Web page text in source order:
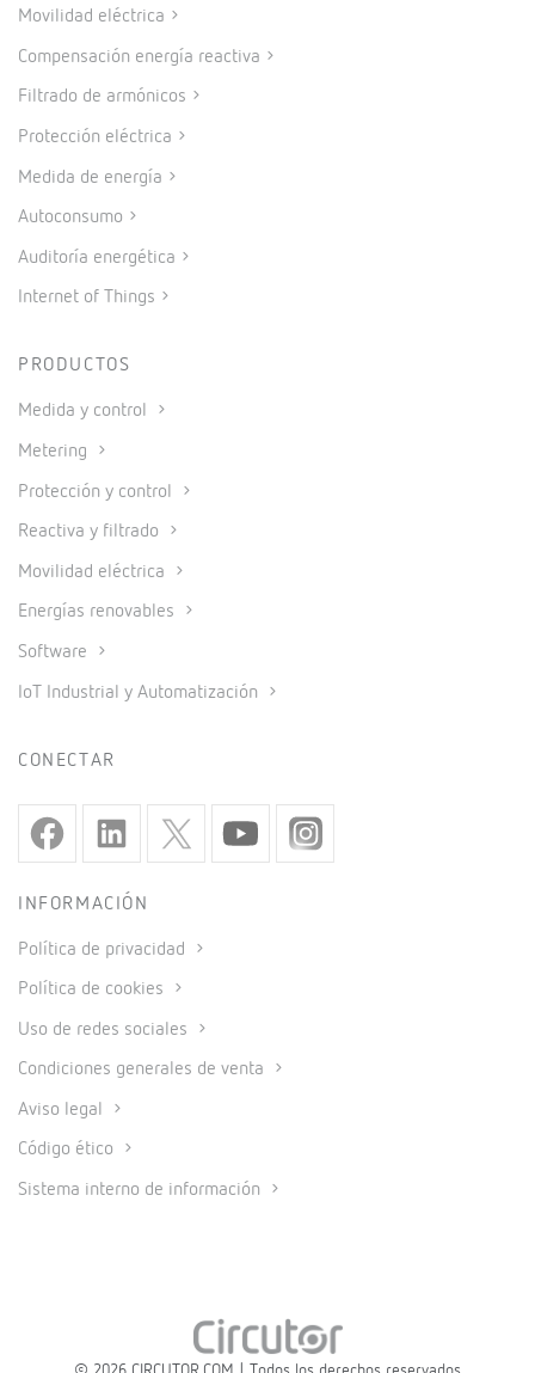
Movilidad eléctrica
Compensación energía reactiva
Filtrado de armónicos
Protección eléctrica
Medida de energía
Autoconsumo
Auditoría energética
Internet of Things
PRODUCTOS
Medida y control
Metering
Protección y control
Reactiva y filtrado
Movilidad eléctrica
Energías renovables
Software
IoT Industrial y Automatización
CONECTAR
INFORMACIÓN
Política de privacidad
Política de cookies
Uso de redes sociales
Condiciones generales de venta
Aviso legal
Código ético
Sistema interno de información